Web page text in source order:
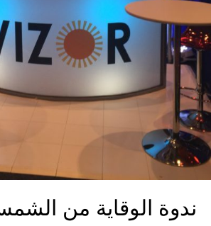
ندوة الوقاية من الشمس